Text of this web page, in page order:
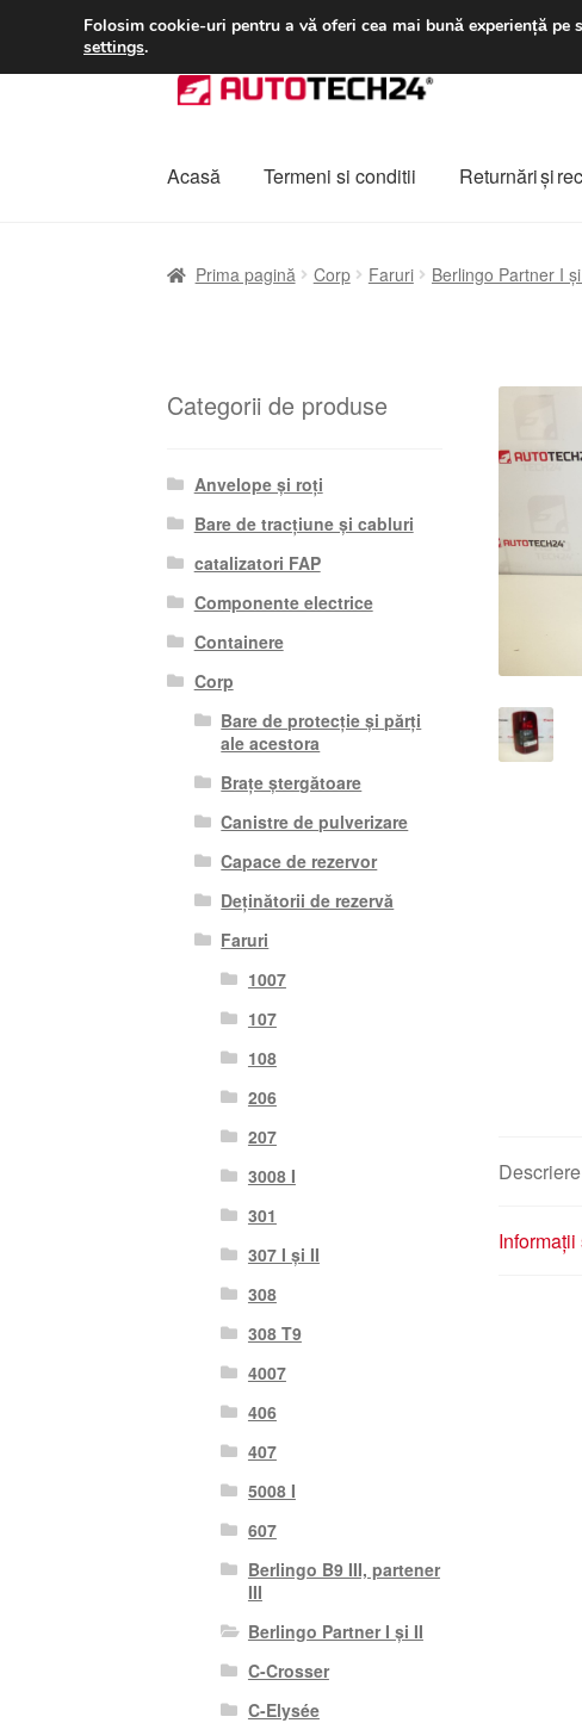
LIVRARE de la 33 lei
Sari
la
Sari
la
Acasă Termeni si conditii Returnări şi
Prima pagină Corp Faruri Berlingo Partner I
Descriere
Categorii de produse
Anvelope și roți
Bare de tracțiune și cabluri
catalizatori FAP
Componente electrice
Containere
Corp
Bare de protecție și părți
ale acestora
Brațe ștergătoare
Canistre de pulverizare
Capace de rezervor
Deținătorii de rezervă
Faruri
1007
107
108
206
207
3008 I
301
307 I și II
308
308 T9
4007
406
407
5008 I
607
Berlingo B9 III, partener
III
Berlingo Partner I și II
C-Crosser
C-Elysée
Folosim cookie-uri pentru a vă oferi cea mai bună experiență pe
settings.